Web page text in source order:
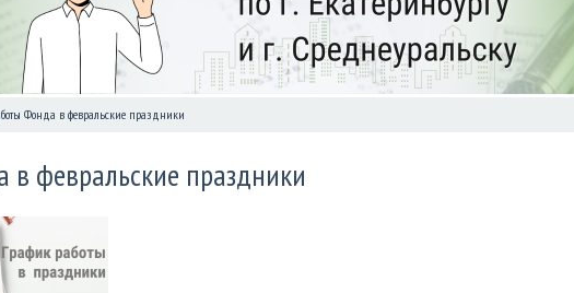
Фонда в февральские праздники
февральские праздники